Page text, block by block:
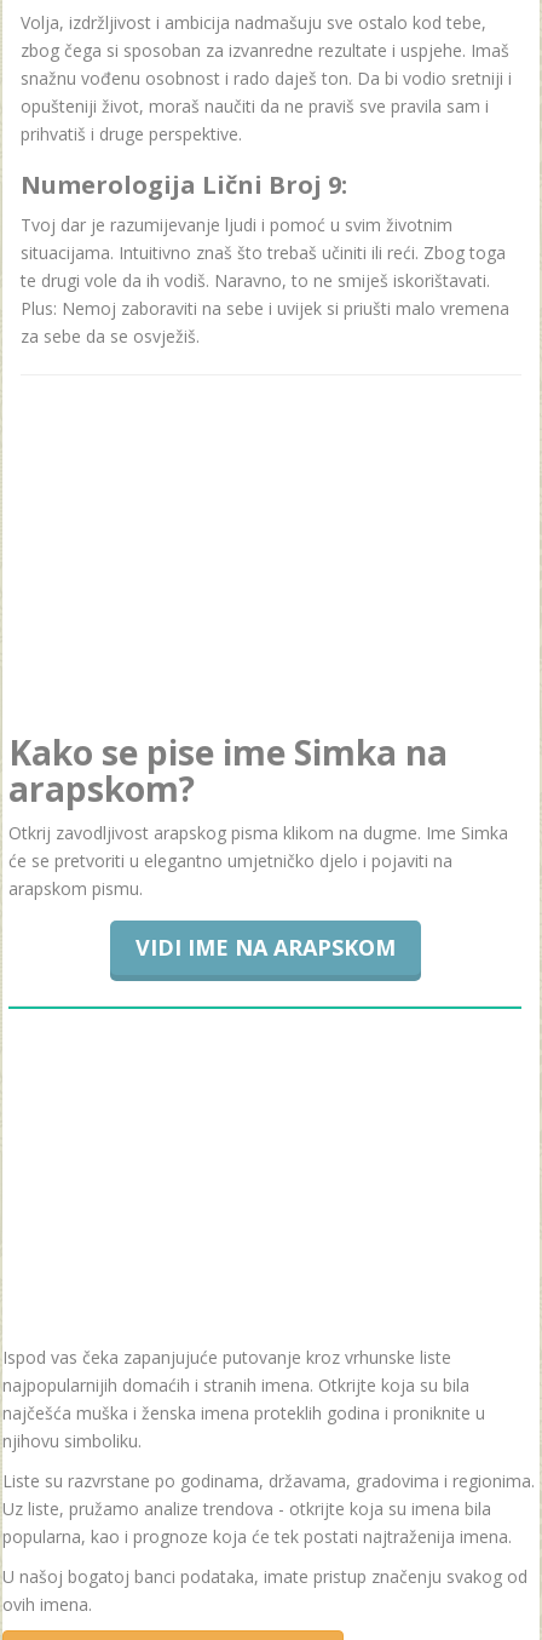
Volja, izdržljivost i ambicija nadmašuju sve ostalo kod tebe,
zbog čega si sposoban za izvanredne rezultate i uspjehe. Imaš
snažnu vođenu osobnost i rado daješ ton. Da bi vodio sretniji i
opušteniji život, moraš naučiti da ne praviš sve pravila sam i
prihvatiš i druge perspektive.
Numerologija Lični Broj 9:
Tvoj dar je razumijevanje ljudi i pomoć u svim životnim
situacijama. Intuitivno znaš što trebaš učiniti ili reći. Zbog toga
te drugi vole da ih vodiš. Naravno, to ne smiješ iskorištavati.
Plus: Nemoj zaboraviti na sebe i uvijek si priušti malo vremena
za sebe da se osvježiš.
Kako se pise ime Simka na
arapskom?
Otkrij zavodljivost arapskog pisma klikom na dugme. Ime Simka
će se pretvoriti u elegantno umjetničko djelo i pojaviti na
arapskom pismu.
VIDI IME NA ARAPSKOM
Ispod vas čeka zapanjujuće putovanje kroz vrhunske liste
najpopularnijih domaćih i stranih imena. Otkrijte koja su bila
najčešća muška i ženska imena proteklih godina i proniknite u
njihovu simboliku.
Liste su razvrstane po godinama, državama, gradovima i regionima.
Uz liste, pružamo analize trendova - otkrijte koja su imena bila
popularna, kao i prognoze koja će tek postati najtraženija imena.
U našoj bogatoj banci podataka, imate pristup značenju svakog od
ovih imena.